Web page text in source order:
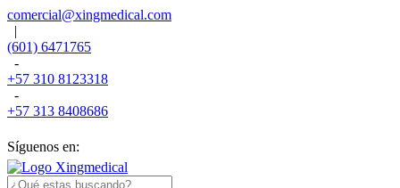
comercial@xingmedical.com
|
(601) 6471765
-
+57 310 8123318
-
+57 313 8408686
Síguenos en: